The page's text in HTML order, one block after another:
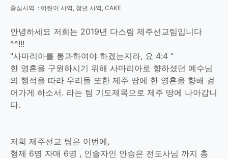
중심사역 : 어린이 사역, 청년 사역, CAKE
안녕하세요 저희는 2019년 다스림 제주선교팀입니다
^^!!!
"사마리아를 통과하여야 하겠는지라, 요 4:4 "
한 영혼을 구원하시기 위해 사마리아로 향하셨던 예수님
의 행적을 따라 우리들 또한 제주 땅에 한 영혼을 향해 걸
어가게 하소서. 라는 팀 기도제목으로 제주 땅에 나아갑니
다.
저희 제주선교 팀은 이번에,
형제 6명 자매 6명 , 인솔자인 안승은 전도사님 까지 총